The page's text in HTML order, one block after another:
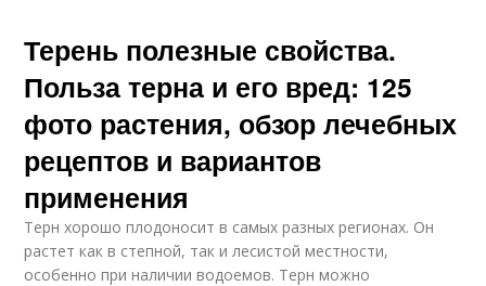
Терень полезные свойства.
Польза терна и его вред: 125
фото растения, обзор лечебных
рецептов и вариантов
применения
Терн хорошо плодоносит в самых разных регионах. Он
растет как в степной, так и лесистой местности,
особенно при наличии водоемов. Терн можно